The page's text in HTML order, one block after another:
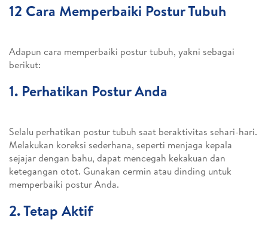
12 Cara Memperbaiki Postur Tubuh
Adapun cara memperbaiki postur tubuh, yakni sebagai
berikut:
1. Perhatikan Postur Anda
Selalu perhatikan postur tubuh saat beraktivitas sehari-hari.
Melakukan koreksi sederhana, seperti menjaga kepala
sejajar dengan bahu, dapat mencegah kekakuan dan
ketegangan otot. Gunakan cermin atau dinding untuk
memperbaiki postur Anda.
2. Tetap Aktif